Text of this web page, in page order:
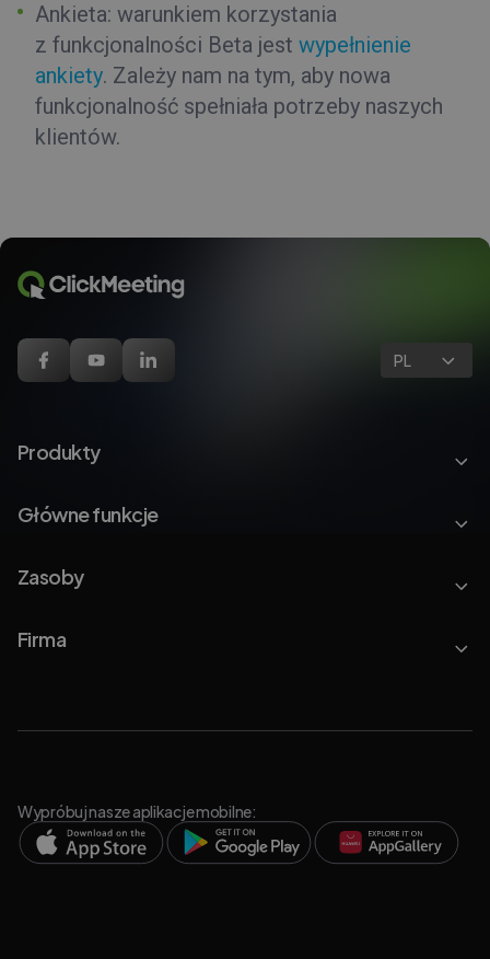
Ankieta: warunkiem korzystania
z funkcjonalności Beta jest wypełnienie
ankiety. Zależy nam na tym, aby nowa
funkcjonalność spełniała potrzeby naszych
klientów.
PL
Produkty
Główne funkcje
Zasoby
Firma
Wypróbuj nasze aplikacje mobilne: